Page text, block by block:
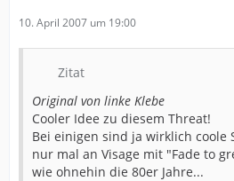
10. April 2007 um 19:00
Zitat
Original von linke Klebe
Cooler Idee zu diesem Threat!
Bei einigen sind ja wirklich coole
nur mal an Visage mit "Fade to
wie ohnehin die 80er Jahre...